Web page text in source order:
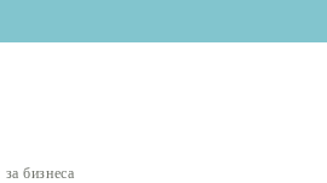
бизнеса